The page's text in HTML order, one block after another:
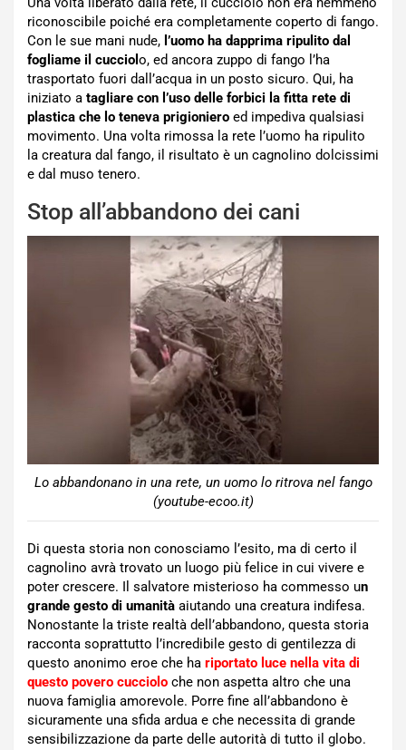
riconoscibile poiché era completamente coperto di fango.
Con le sue mani nude, l’uomo ha dapprima ripulito dal
fogliame il cucciol o, ed ancora zuppo di fango l’ha
trasportato fuori dall’acqua in un posto sicuro. Qui, ha
iniziato a tagliare con l’uso delle forbici la fitta rete di
plastica che lo teneva prigioniero ed impediva qualsiasi
movimento. Una volta rimossa la rete l’uomo ha ripulito
la creatura dal fango, il risultato è un cagnolino dolcissimi
e dal muso tenero.
Stop all’abbandono dei cani
Lo abbandonano in una rete, un uomo lo ritrova nel fango
(youtube-ecoo.it)
Di questa storia non conosciamo l’esito, ma di certo il
cagnolino avrà trovato un luogo più felice in cui vivere e
poter crescere. Il salvatore misterioso ha commesso un
grande gesto di umanità aiutando una creatura indifesa.
Nonostante la triste realtà dell’abbandono, questa storia
racconta soprattutto l’incredibile gesto di gentilezza di
questo anonimo eroe che ha riportato luce nella vita di
questo povero cucciolo che non aspetta altro che una
nuova famiglia amorevole. Porre fine all’abbandono è
sicuramente una sfida ardua e che necessita di grande
sensibilizzazione da parte delle autorità di tutto il globo.